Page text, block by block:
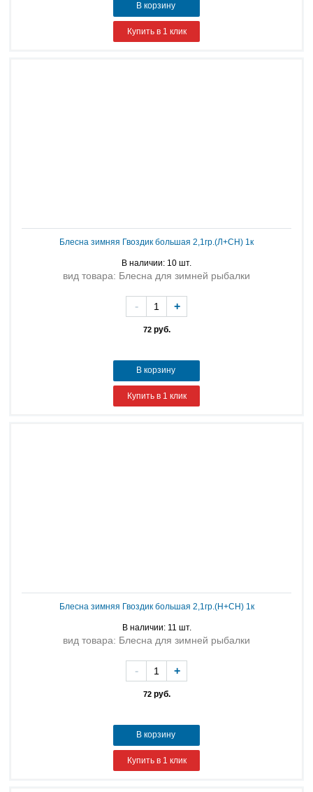
В корзину
Купить в 1 клик
Блесна зимняя Гвоздик большая 2,1гр.(Л+СН) 1к
В наличии: 10 шт.
вид товара: Блесна для зимней рыбалки
72руб.
- +
В корзину
Купить в 1 клик
Блесна зимняя Гвоздик большая 2,1гр.(Н+СН) 1к
В наличии: 11 шт.
вид товара: Блесна для зимней рыбалки
72руб.
- +
В корзину
Купить в 1 клик